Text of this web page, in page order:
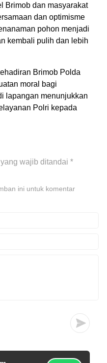
Brimob dan masyarakat
dan optimisme
pohon menjadi
kembali pulih dan lebih
Brimob Polda
moral bagi
lapangan menunjukkan
Polri kepada
wajib ditandai *
ini untuk komentar